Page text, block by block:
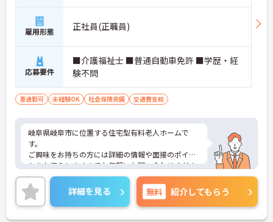
雇用形態 正社員(正職員)
応募要件
■介護福祉士 ■普通自動車免許 ■学歴・経
験不問
車通勤可 未経験OK 社会保険完備 交通費支給
岐阜県岐阜市に位置する住宅型有料老人ホームで
す。
ご興味をお持ちの方には詳細の情報や面接のポイン
トをお伝えしますのでお気軽にお問い合わせくださ
いませ。
詳細を見る 無料 紹介してもらう